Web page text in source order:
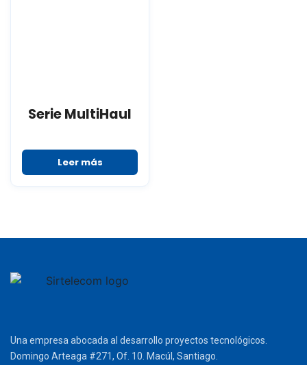
Serie MultiHaul
Leer más
Una empresa abocada al desarrollo proyectos tecnológicos.
Domingo Arteaga #271, Of. 10. Macúl, Santiago.